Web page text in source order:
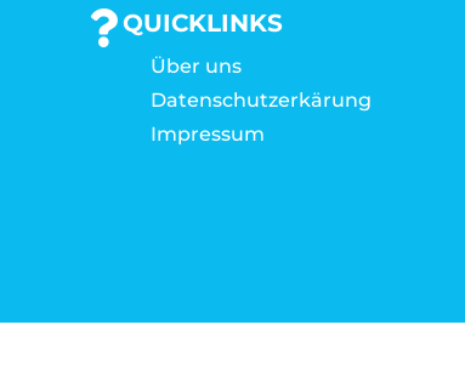
QUICKLINKS
Über uns
Datenschutzerkärung
Impressum